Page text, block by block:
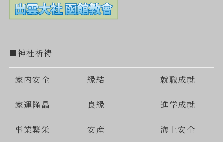
■神社祈祷
家内安全 縁結 就職成就
家運隆晶 良縁 進学成就
事業繁栄 安産 海上安全